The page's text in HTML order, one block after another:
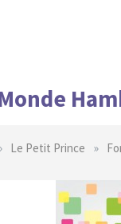
Le Petit Prince »